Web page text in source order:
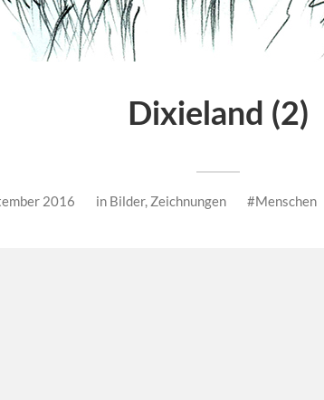
Dixieland (2)
2016 in Bilder, Zeichnungen Menschen